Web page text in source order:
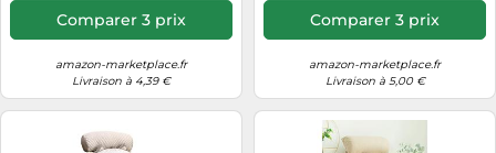
Confort Et Ergonomie
Coussin Cale Dos Canapé
Comparer 3 prix
amazon-marketplace.fr
Livraison à 4,39 €
Comparer 3 prix
amazon-marketplace.fr
Livraison à 5,00 €